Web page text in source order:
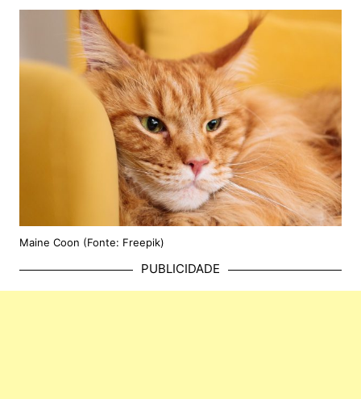
Maine Coon (Fonte: Freepik)
PUBLICIDADE